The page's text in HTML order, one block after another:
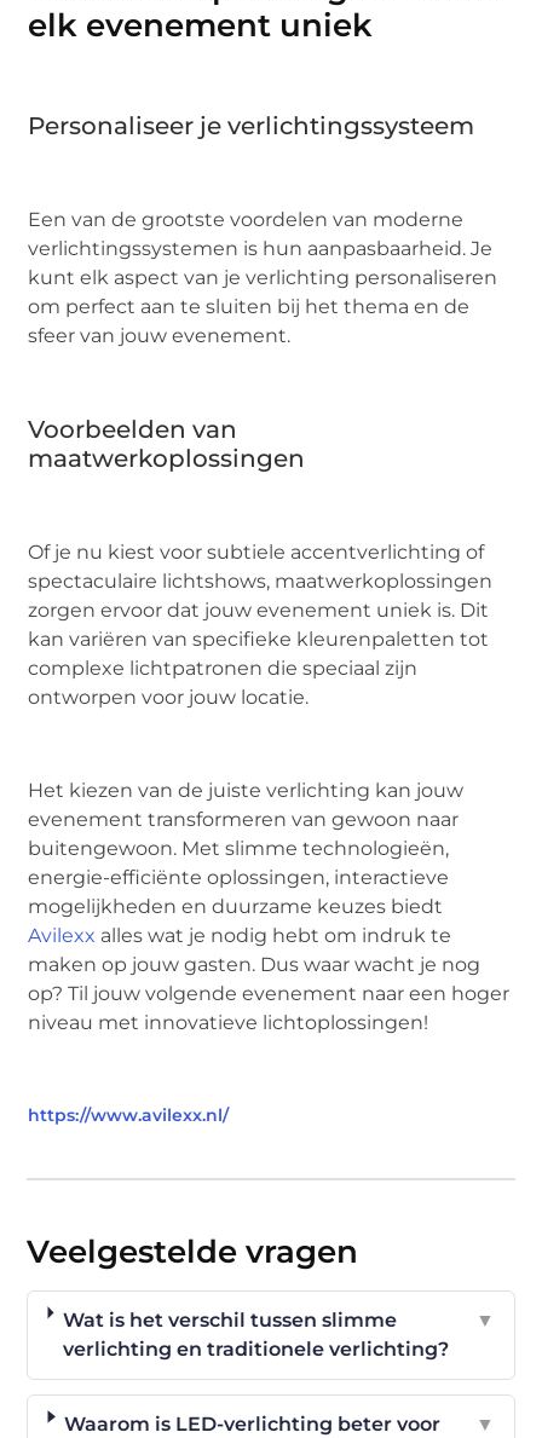
elk evenement uniek
Personaliseer je verlichtingssysteem
Een van de grootste voordelen van moderne
verlichtingssystemen is hun aanpasbaarheid. Je
kunt elk aspect van je verlichting personaliseren
om perfect aan te sluiten bij het thema en de
sfeer van jouw evenement.
Voorbeelden van
maatwerkoplossingen
Of je nu kiest voor subtiele accentverlichting of
spectaculaire lichtshows, maatwerkoplossingen
zorgen ervoor dat jouw evenement uniek is. Dit
kan variëren van specifieke kleurenpaletten tot
complexe lichtpatronen die speciaal zijn
ontworpen voor jouw locatie.
Het kiezen van de juiste verlichting kan jouw
evenement transformeren van gewoon naar
buitengewoon. Met slimme technologieën,
energie-efficiënte oplossingen, interactieve
mogelijkheden en duurzame keuzes biedt
Avilexx alles wat je nodig hebt om indruk te
maken op jouw gasten. Dus waar wacht je nog
op? Til jouw volgende evenement naar een hoger
niveau met innovatieve lichtoplossingen!
https://www.avilexx.nl/
Veelgestelde vragen
Wat is het verschil tussen slimme
verlichting en traditionele verlichting?
▼
Waarom is LED-verlichting beter voor
▼